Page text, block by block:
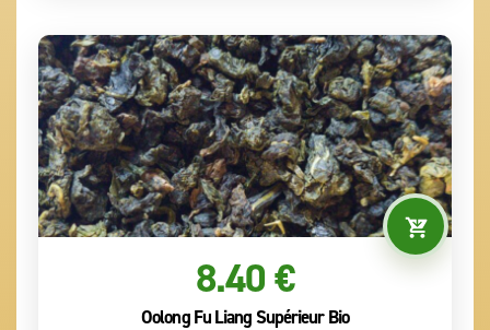
8.40 €
Oolong Fu Liang Supérieur Bio